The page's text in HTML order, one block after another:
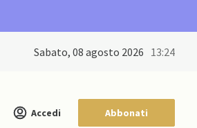
sabato, 08 agosto 2026 13:24
Accedi Abbonati